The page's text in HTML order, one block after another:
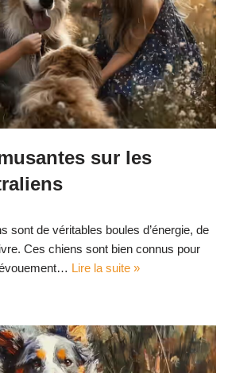
sur les
sont de véritables boules d’énergie, de
Ces chiens sont bien connus pour
Lire la suite »